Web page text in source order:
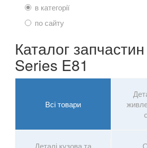
X5 I E53
X5M II E70
X5M III F85
X6 I E71
в категорії
по сайту
Каталог
Series E81
Всі товари
Деталі кузова та